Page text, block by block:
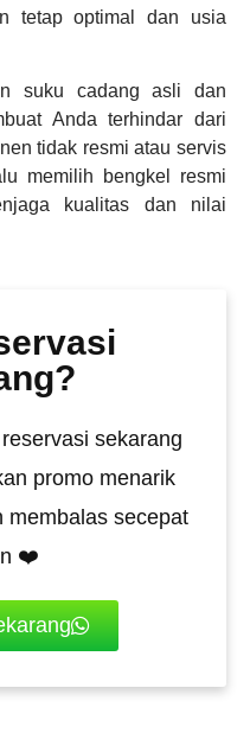
tetap optimal dan usia
suku cadang asli dan
Anda terhindar dari
tidak resmi atau servis
memilih bengkel resmi
kualitas dan nilai
sekarang
promo menarik
membalas secepat
❤️